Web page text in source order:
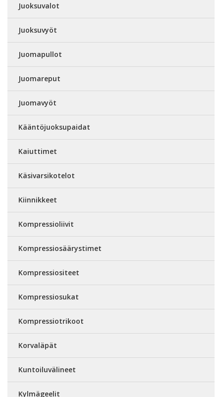
Juoksuvalot
Juoksuvyöt
Juomapullot
Juomareput
Juomavyöt
Kääntöjuoksupaidat
Kaiuttimet
Käsivarsikotelot
Kiinnikkeet
Kompressioliivit
Kompressiosäärystimet
Kompressiositeet
Kompressiosukat
Kompressiotrikoot
Korvaläpät
Kuntoiluvälineet
Kylmägeelit